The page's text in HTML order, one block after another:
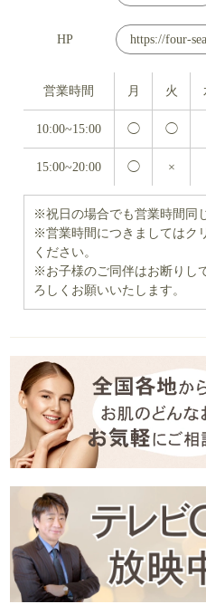
HP https://four-
営業時間 月 火
10:00~15:00 ◯ ◯
15:00~20:00 ◯ ×
※祝日の場合でも営業時間同
※営業時間につきましてはク
ください。
※お子様のご同伴はお断りし
ろしくお願いいたします。